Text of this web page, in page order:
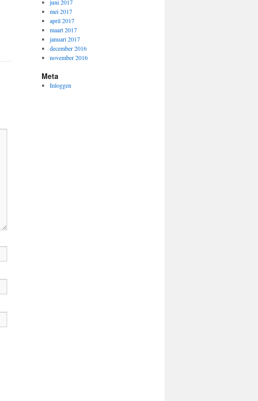
juni 2017
mei 2017
april 2017
maart 2017
januari 2017
december 2016
november 2016
Meta
Inloggen